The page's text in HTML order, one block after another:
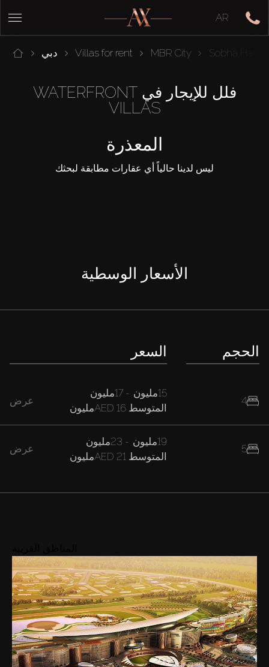
AR
دبي Villas for rent MBR City Sobha
فلل للإيجار في WATERFRONT
VILLAS
المعذرة
ليس لدينا حالياً أي عقارات مطابقة لبحثك
الأسعار الوسطية
الحجم
4
5
السعر
15مليون -
المتوسط
عرض
19مليون -
المتوسط
عرض